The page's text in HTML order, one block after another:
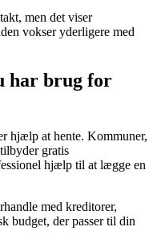
men det viser
vokser yderligere med
har brug for
hjælp at hente. Kommuner,
gratis
hjælp til at lægge en
med kreditorer,
budget, der passer til din